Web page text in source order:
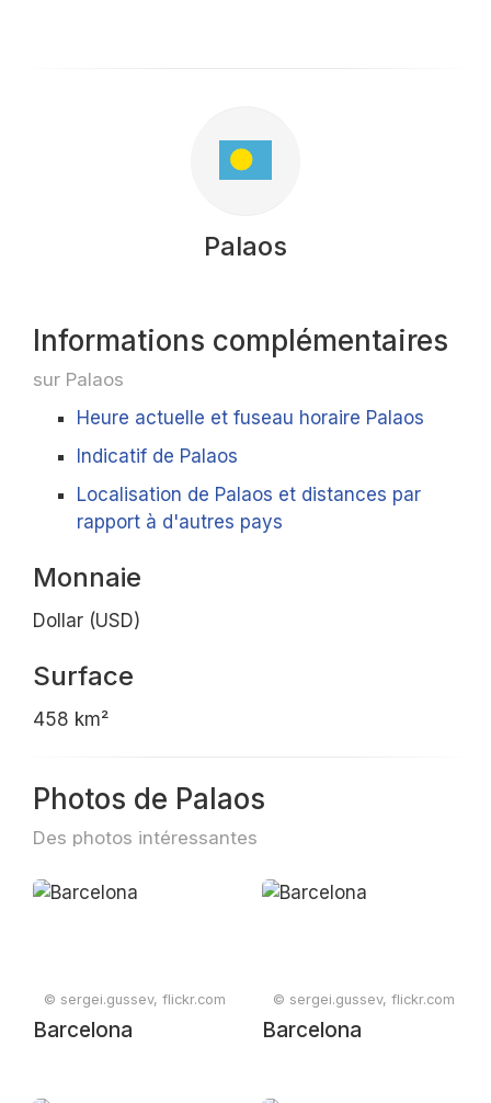
Palaos
Informations complémentaires
sur Palaos
Heure actuelle et fuseau horaire Palaos
Indicatif de Palaos
Localisation de Palaos et distances par
rapport à d'autres pays
Monnaie
Dollar (USD)
Surface
458 km²
Photos de Palaos
Des photos intéressantes
© sergei.gussev, flickr.com
Barcelona
© sergei.gussev, flickr.com
Barcelona